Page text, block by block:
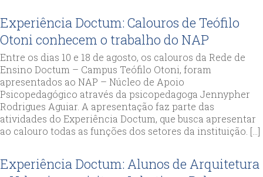
Experiência Doctum: Calouros de Teófilo
Otoni conhecem o trabalho do NAP
Entre os dias 10 e 18 de agosto, os calouros da Rede de
Ensino Doctum – Campus Teófilo Otoni, foram
apresentados ao NAP – Núcleo de Apoio
Psicopedagógico através da psicopedagoga Jennypher
Rodrigues Aguiar. A apresentação faz parte das
atividades do Experiência Doctum, que busca apresentar
ao calouro todas as funções dos setores da instituição. […]
Experiência Doctum: Alunos de Arquitetura